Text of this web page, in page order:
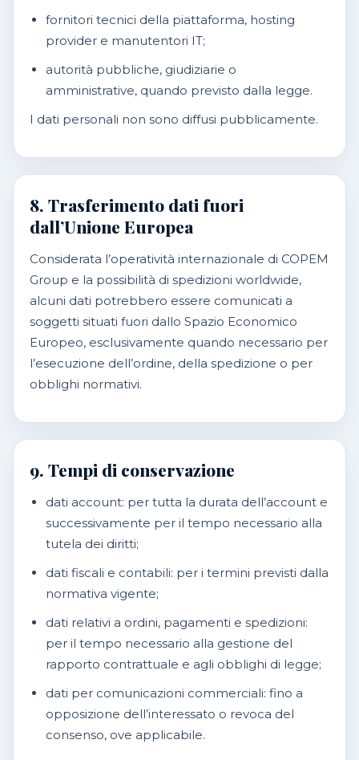
fornitori tecnici della piattaforma, hosting
provider e manutentori IT;
autorità pubbliche, giudiziarie o
amministrative, quando previsto dalla legge.
I dati personali non sono diffusi pubblicamente.
8. Trasferimento dati fuori
dall’Unione Europea
Considerata l’operatività internazionale di COPEM
Group e la possibilità di spedizioni worldwide,
alcuni dati potrebbero essere comunicati a
soggetti situati fuori dallo Spazio Economico
Europeo, esclusivamente quando necessario per
l’esecuzione dell’ordine, della spedizione o per
obblighi normativi.
9. Tempi di conservazione
dati account: per tutta la durata dell’account e
successivamente per il tempo necessario alla
tutela dei diritti;
dati fiscali e contabili: per i termini previsti dalla
normativa vigente;
dati relativi a ordini, pagamenti e spedizioni:
per il tempo necessario alla gestione del
rapporto contrattuale e agli obblighi di legge;
dati per comunicazioni commerciali: fino a
opposizione dell’interessato o revoca del
consenso, ove applicabile.